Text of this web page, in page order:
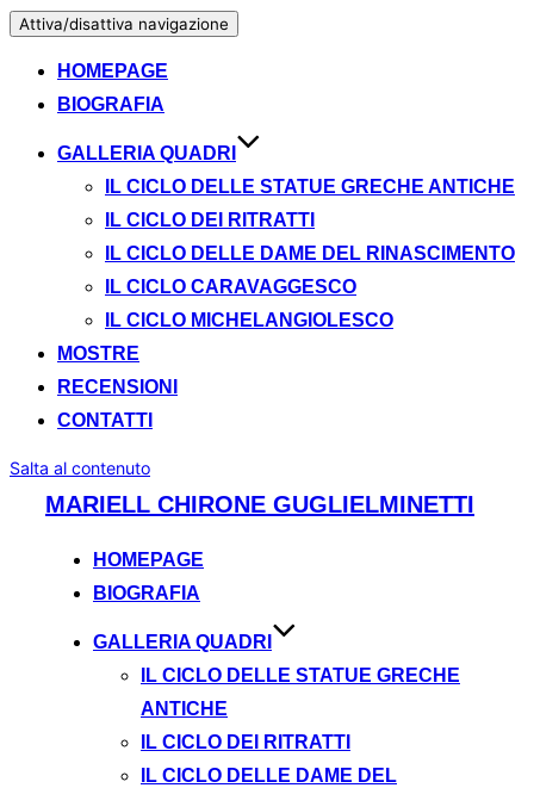
Attiva/disattiva navigazione
HOMEPAGE
BIOGRAFIA
GALLERIA QUADRI
IL CICLO DELLE STATUE GRECHE ANTICHE​
IL CICLO DEI RITRATTI
IL CICLO DELLE DAME DEL RINASCIMENTO
IL CICLO CARAVAGGESCO
IL CICLO MICHELANGIOLESCO
MOSTRE
RECENSIONI
CONTATTI
Salta al contenuto
MARIELL CHIRONE GUGLIELMINETTI
HOMEPAGE
BIOGRAFIA
GALLERIA QUADRI
IL CICLO DELLE STATUE GRECHE
ANTICHE​
IL CICLO DEI RITRATTI
IL CICLO DELLE DAME DEL